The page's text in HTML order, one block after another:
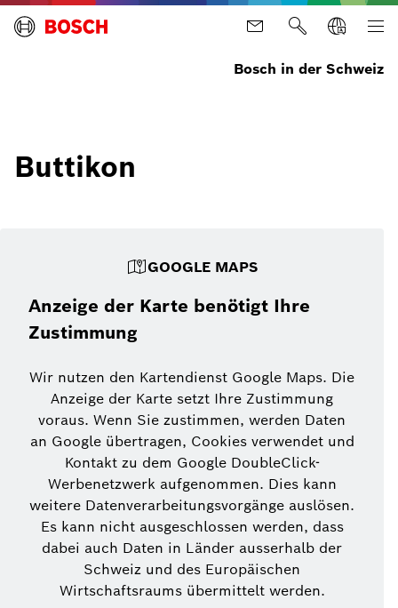
Bosch in der Schweiz
Buttikon
GOOGLE MAPS
Anzeige der Karte benötigt Ihre
Zustimmung
Wir nutzen den Kartendienst Google Maps. Die
Anzeige der Karte setzt Ihre Zustimmung
voraus. Wenn Sie zustimmen, werden Daten
an Google übertragen, Cookies verwendet und
Kontakt zu dem Google DoubleClick-
Werbenetzwerk aufgenommen. Dies kann
weitere Datenverarbeitungsvorgänge auslösen.
Es kann nicht ausgeschlossen werden, dass
dabei auch Daten in Länder ausserhalb der
Schweiz und des Europäischen
Wirtschaftsraums übermittelt werden.